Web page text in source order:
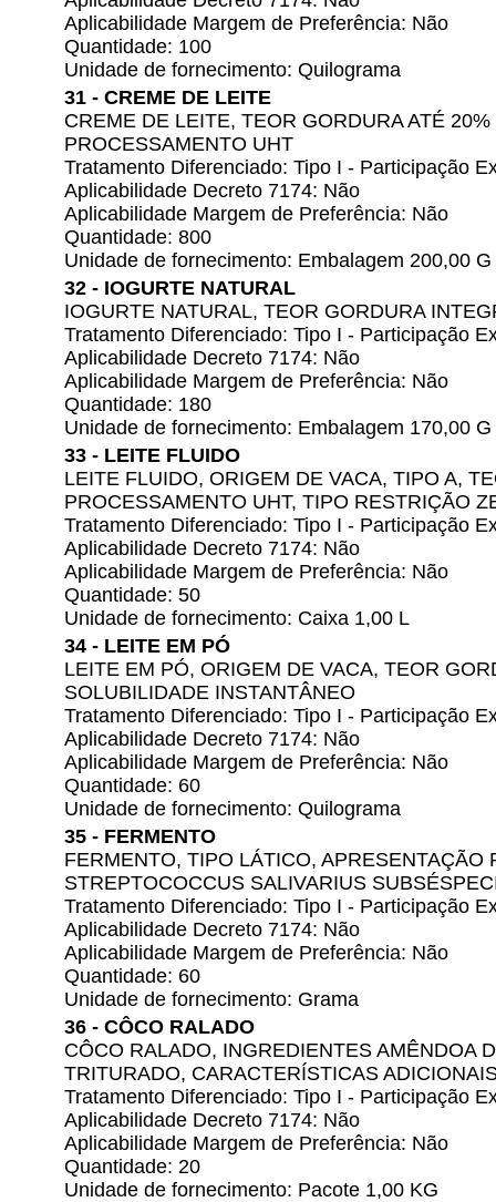
Aplicabilidade Margem de Preferência: Não
Quantidade: 100
Unidade de fornecimento: Quilograma
31 - CREME DE LEITE
CREME DE LEITE, TEOR GORDURA ATÉ
PROCESSAMENTO UHT
Tratamento Diferenciado: Tipo I - Participação
Aplicabilidade Decreto 7174: Não
Aplicabilidade Margem de Preferência: Não
Quantidade: 800
Unidade de fornecimento: Embalagem 200,00 G
32 - IOGURTE NATURAL
IOGURTE NATURAL, TEOR GORDURA
Tratamento Diferenciado: Tipo I - Participação
Aplicabilidade Decreto 7174: Não
Aplicabilidade Margem de Preferência: Não
Quantidade: 180
Unidade de fornecimento: Embalagem 170,00 G
33 - LEITE FLUIDO
LEITE FLUIDO, ORIGEM DE VACA, TIPO A,
PROCESSAMENTO UHT, TIPO RESTRIÇÃO
Tratamento Diferenciado: Tipo I - Participação
Aplicabilidade Decreto 7174: Não
Aplicabilidade Margem de Preferência: Não
Quantidade: 50
Unidade de fornecimento: Caixa 1,00 L
34 - LEITE EM PÓ
LEITE EM PÓ, ORIGEM DE VACA, TEOR
SOLUBILIDADE INSTANTÂNEO
Tratamento Diferenciado: Tipo I - Participação
Aplicabilidade Decreto 7174: Não
Aplicabilidade Margem de Preferência: Não
Quantidade: 60
Unidade de fornecimento: Quilograma
35 - FERMENTO
FERMENTO, TIPO LÁTICO, APRESENTAÇÃO
STREPTOCOCCUS SALIVARIUS
Tratamento Diferenciado: Tipo I - Participação
Aplicabilidade Decreto 7174: Não
Aplicabilidade Margem de Preferência: Não
Quantidade: 60
Unidade de fornecimento: Grama
36 - CÔCO RALADO
CÔCO RALADO, INGREDIENTES AMÊNDOA
TRITURADO, CARACTERÍSTICAS
Tratamento Diferenciado: Tipo I - Participação
Aplicabilidade Decreto 7174: Não
Aplicabilidade Margem de Preferência: Não
Quantidade: 20
Unidade de fornecimento: Pacote 1,00 KG